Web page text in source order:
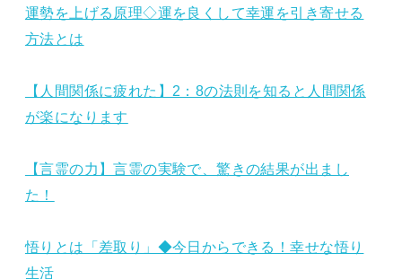
運勢を上げる原理◇運を良くして幸運を引き寄せる
方法とは
【人間関係に疲れた】2：8の法則を知ると人間関係
が楽になります
【言霊の力】言霊の実験で、驚きの結果が出まし
た！
悟りとは「差取り」◆今日からできる！幸せな悟り
生活